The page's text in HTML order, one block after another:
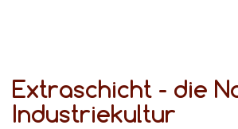
Ex­tra­schicht - die
In­dus­trie­kul­tur